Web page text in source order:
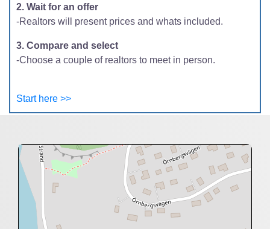
2. Wait for an offer
-Realtors will present prices and whats included.
3. Compare and select
-Choose a couple of realtors to meet in person.
Start here >>